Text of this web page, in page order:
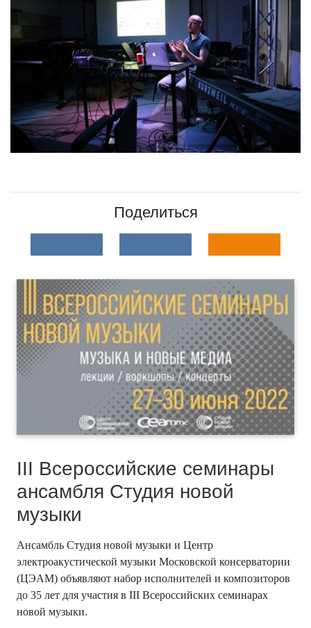
Поделиться
III Всероссийские семинары
ансамбля Студия новой
музыки
Ансамбль Студия новой музыки и Центр
электроакустической музыки Московской консерватории
(ЦЭАМ) объявляют набор исполнителей и композиторов
до 35 лет для участия в III Всероссийских семинарах
новой музыки.